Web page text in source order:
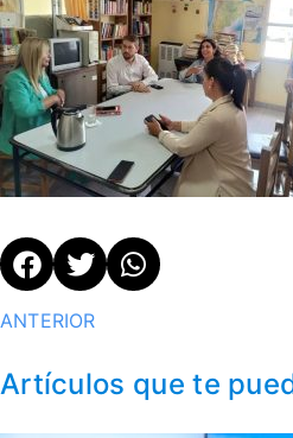
ANTERIOR
Artículos que te